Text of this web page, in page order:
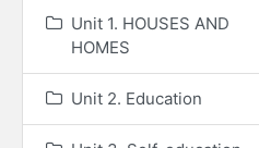
Unit 1. HOUSES AND
HOMES
Unit 2. Education